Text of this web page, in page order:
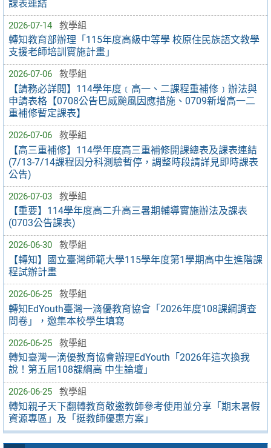
課表連結
2026-07-14 教學組
轉知教育部辦理「115年度高級中等學 校原住民族語文教學
支援老師培訓實施計畫」
2026-07-06 教學組
【請務必詳閱】114學年度﹝高一、二課程重補修﹞辦法與
申請表格【0708公告巴威颱風因應措施、0709新增高一二
重補修暫定課表】
2026-07-06 教學組
【高三重補修】114學年度高三重補修開課總表及課表連結
(7/13-7/14課程因分科測驗暫停，調整時段請詳見即時課表
公告)
2026-07-03 教學組
【重要】114學年度高二升高三暑期輔導實施辦法及課表
(0703公告課表)
2026-06-30 教學組
【轉知】國立臺灣師範大學115學年度第1學期高中生進階課
程試辦計畫
2026-06-25 教學組
轉知EdYouth臺灣一滴優教育協會「2026年度108課綱調查
問卷」，邀集本校學生填寫
2026-06-25 教學組
轉知臺灣一滴優教育協會辦理EdYouth「2026年這次換我
說！第五屆108課綱高 中生論壇」
2026-06-25 教學組
轉知親子天下翻轉教育敬邀教師參考使用並分享「期末暑假
資源專區」及「挺教師優惠方案」